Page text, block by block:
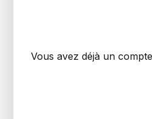
Vous avez déjà un